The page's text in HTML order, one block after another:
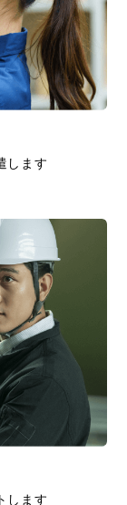
します
します